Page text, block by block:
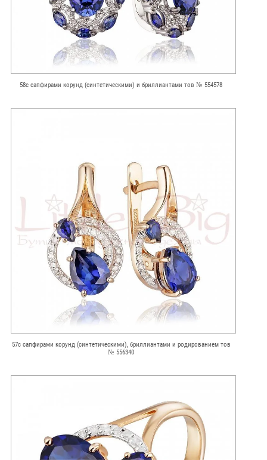
58с сапфирами корунд (синтетическими) и бриллиантами тов № 554578
57с сапфирами корунд (синтетическими), бриллиантами и родированием тов
№ 556340